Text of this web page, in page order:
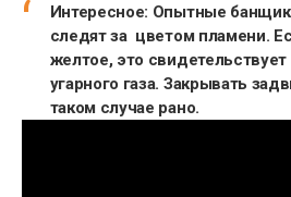
Интересное: Опытные
следят за цветом пламени.
желтое, это свидетельствует
угарного газа. Закрывать
таком случае рано.